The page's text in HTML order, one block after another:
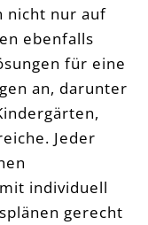
nicht nur auf
ebenfalls
für eine
an, darunter
Jeder
individuell
gerecht